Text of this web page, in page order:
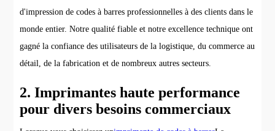
d'impression de codes à barres professionnelles à des clients dans le
monde entier. Notre qualité fiable et notre excellence technique ont
gagné la confiance des utilisateurs de la logistique, du commerce au
détail, de la fabrication et de nombreux autres secteurs.
2. Imprimantes haute performance
pour divers besoins commerciaux